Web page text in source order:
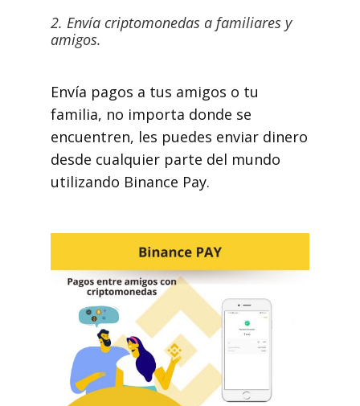
2. Envía criptomonedas a familiares y
amigos.
Envía pagos a tus amigos o tu
familia, no importa donde se
encuentren, les puedes enviar dinero
desde cualquier parte del mundo
utilizando Binance Pay.